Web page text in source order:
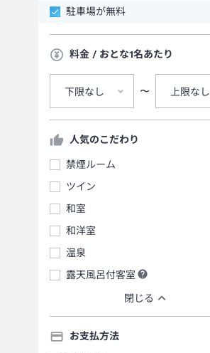
駐車場が無料
料金 / おとな1名あたり
下限なし 〜 上限なし
人気のこだわり
禁煙ルーム
ツイン
和室
和洋室
温泉
露天風呂付客室
閉じる
お支払方法